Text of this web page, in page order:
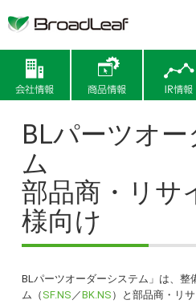
BLパーツオ
ム
部品商・リサ
様向け
BLパーツオーダーシステム」は、整
ム（ SF.NS ／BK.NS ）と部品商・リ